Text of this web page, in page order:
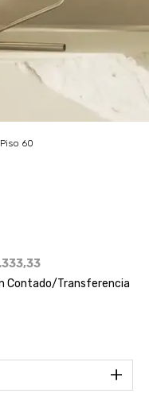
60
Contado/Transferencia